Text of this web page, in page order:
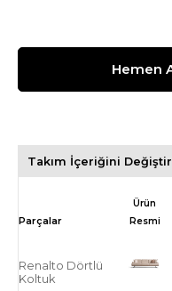
Takım İçeriğini Değiştir
Ürün
Resmi
Renalto Dörtlü
Koltuk